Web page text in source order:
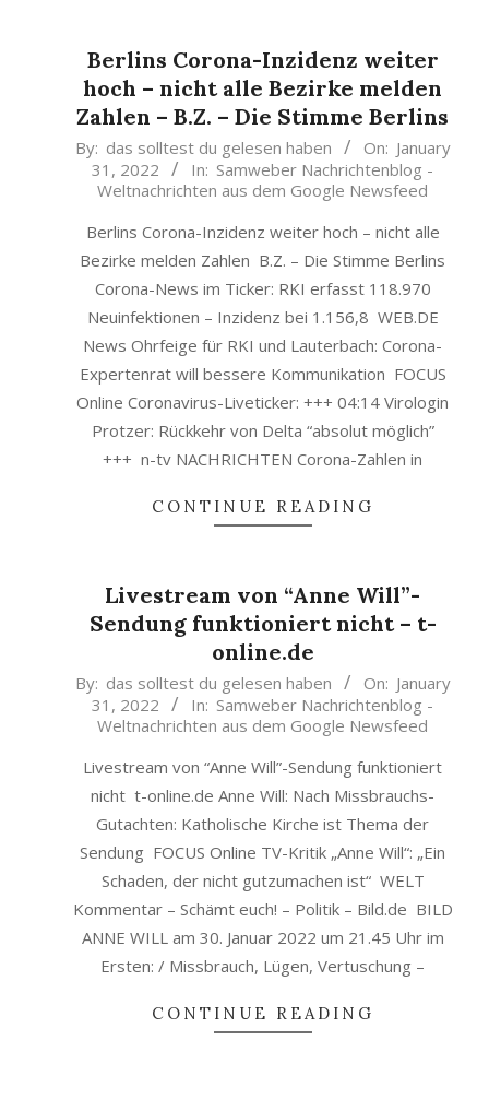
Berlins Corona-Inzidenz weiter
hoch – nicht alle Bezirke melden
Zahlen – B.Z. – Die Stimme Berlins
2022-
By: das solltest du gelesen haben On: January
31, 2022
In: Samweber Nachrichtenblog -
Weltnachrichten aus dem Google Newsfeed
Berlins Corona-Inzidenz weiter hoch – nicht alle
Bezirke melden Zahlen B.Z. – Die Stimme Berlins
Corona-News im Ticker: RKI erfasst 118.970
Neuinfektionen – Inzidenz bei 1.156,8 WEB.DE
News Ohrfeige für RKI und Lauterbach: Corona-
Expertenrat will bessere Kommunikation FOCUS
Online Coronavirus-Liveticker: +++ 04:14 Virologin
Protzer: Rückkehr von Delta “absolut möglich”
+++ n-tv NACHRICHTEN Corona-Zahlen in
CONTINUE READING
Livestream von “Anne Will”-
Sendung funktioniert nicht – t-
online.de
2022-
By: das solltest du gelesen haben On: January
31, 2022
In: Samweber Nachrichtenblog -
Weltnachrichten aus dem Google Newsfeed
Livestream von “Anne Will”-Sendung funktioniert
nicht t-online.de Anne Will: Nach Missbrauchs-
Gutachten: Katholische Kirche ist Thema der
Sendung FOCUS Online TV-Kritik „Anne Will“: „Ein
Schaden, der nicht gutzumachen ist“ WELT
Kommentar – Schämt euch! – Politik – Bild.de BILD
ANNE WILL am 30. Januar 2022 um 21.45 Uhr im
Ersten: / Missbrauch, Lügen, Vertuschung –
CONTINUE READING